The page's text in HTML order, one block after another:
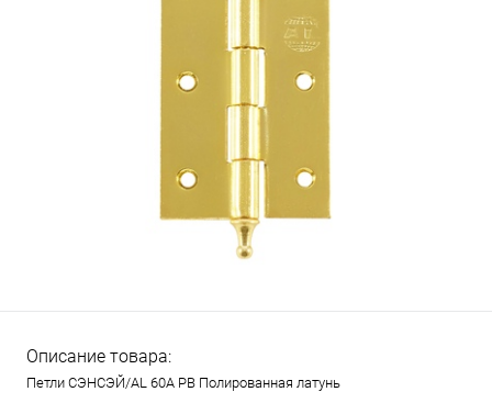
Описание товара:
Петли СЭНСЭЙ/AL 60A PB Полированная латунь